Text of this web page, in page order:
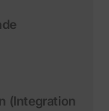
(Integration